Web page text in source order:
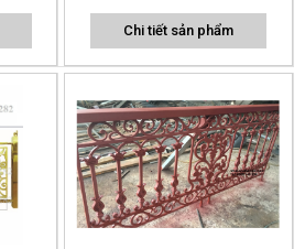
Chi tiết sản phẩm